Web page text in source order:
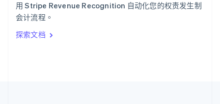
用 Stripe Revenue Recognition 自动化您的权责发生制
会计流程。
探索文档
意大利
Italiano
印度
English